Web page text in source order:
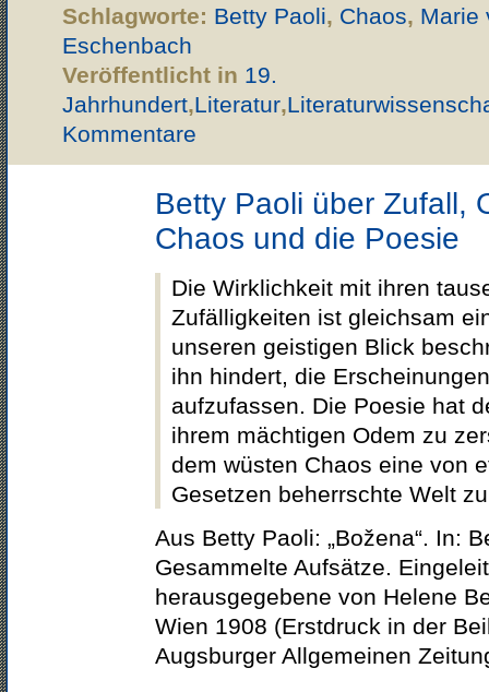
Schlagworte: Betty Paoli, Chaos, Marie
Eschenbach
Veröffentlicht in 19.
Jahrhundert,Literatur,
Kommentare
Betty Paoli über Zufall,
Chaos und die Poesie
Die Wirklichkeit mit ihren
Zufälligkeiten ist gleichsam
unseren geistigen Blick
ihn hindert, die
aufzufassen. Die Poesie hat
ihrem mächtigen Odem zu
dem wüsten Chaos eine von
Gesetzen beherrschte Welt
Aus Betty Paoli: „Božena“. In:
Gesammelte Aufsätze.
herausgegebene von Helene
Wien 1908 (Erstdruck in der
Augsburger Allgemeinen